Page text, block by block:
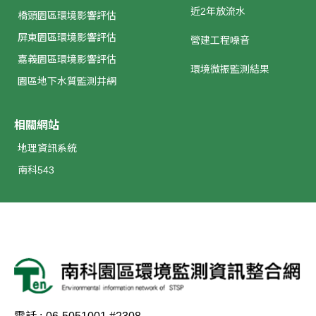
橋頭園區環境影響評估
屏東園區環境影響評估
嘉義園區環境影響評估
園區地下水質監測井網
近2年放流水
營建工程噪音
環境微振監測結果
相關網站
地理資訊系統
南科543